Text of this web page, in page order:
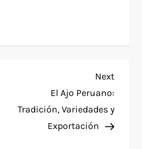
Next
Post
Next
El Ajo Peruano:
Tradición, Variedades y
Exportación